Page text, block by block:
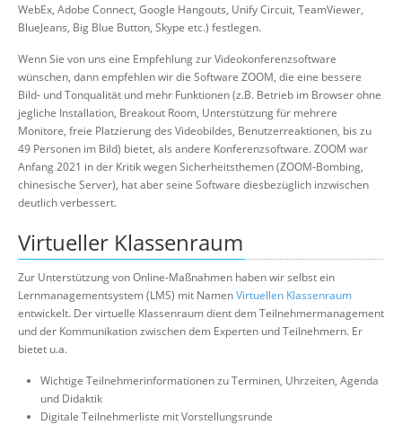
WebEx, Adobe Connect, Google Hangouts, Unify Circuit, TeamViewer,
BlueJeans, Big Blue Button, Skype etc.) festlegen.
Wenn Sie von uns eine Empfehlung zur Videokonferenzsoftware
wünschen, dann empfehlen wir die Software ZOOM, die eine bessere
Bild- und Tonqualität und mehr Funktionen (z.B. Betrieb im Browser ohne
jegliche Installation, Breakout Room, Unterstützung für mehrere
Monitore, freie Platzierung des Videobildes, Benutzerreaktionen, bis zu
49 Personen im Bild) bietet, als andere Konferenzsoftware. ZOOM war
Anfang 2021 in der Kritik wegen Sicherheitsthemen (ZOOM-Bombing,
chinesische Server), hat aber seine Software diesbezüglich inzwischen
deutlich verbessert.
Virtueller Klassenraum
Zur Unterstützung von Online-Maßnahmen haben wir selbst ein
Lernmanagementsystem (LMS) mit NamenVirtuellen Klassenraum
entwickelt. Der virtuelle Klassenraum dient dem Teilnehmermanagement
und der Kommunikation zwischen dem Experten und Teilnehmern. Er
bietet u.a.
Wichtige Teilnehmerinformationen zu Terminen, Uhrzeiten, Agenda
und Didaktik
Digitale Teilnehmerliste mit Vorstellungsrunde